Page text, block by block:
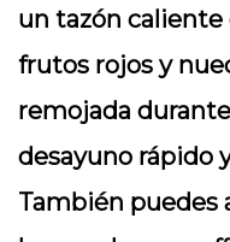
un tazón
frutos rojos y
remojada
desayuno rápido
También puedes